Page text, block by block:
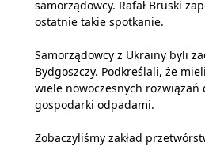
samorządowcy. Rafał Bruski
ostatnie takie spotkanie.
Samorządowcy z Ukrainy byli
Bydgoszczy. Podkreślali, że
wiele nowoczesnych rozwiązań
gospodarki odpadami.
Zobaczyliśmy zakład